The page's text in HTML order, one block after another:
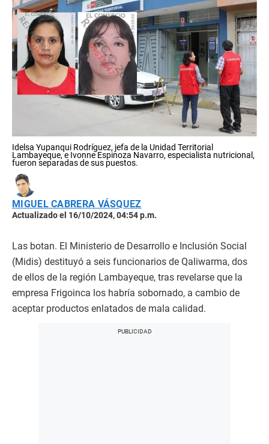
Idelsa Yupanqui Rodríguez, jefa de la Unidad Territorial
Lambayeque, e Ivonne Espinoza Navarro, especialista nutricional,
fueron separadas de sus puestos.
MIGUEL CABRERA VÁSQUEZ
Actualizado el 16/10/2024, 04:54 p.m.
Las botan. El Ministerio de Desarrollo e Inclusión Social
(Midis) destituyó a seis funcionarios de Qaliwarma, dos
de ellos de la región Lambayeque, tras revelarse que la
empresa Frigoinca los habría sobornado, a cambio de
aceptar productos enlatados de mala calidad.